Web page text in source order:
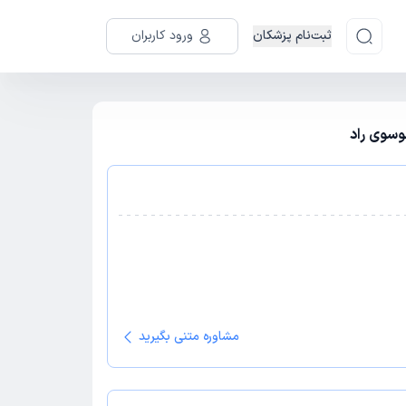
ثبت‌نام پزشکان ورود کاربران
راد
مشاوره متنی بگیرید